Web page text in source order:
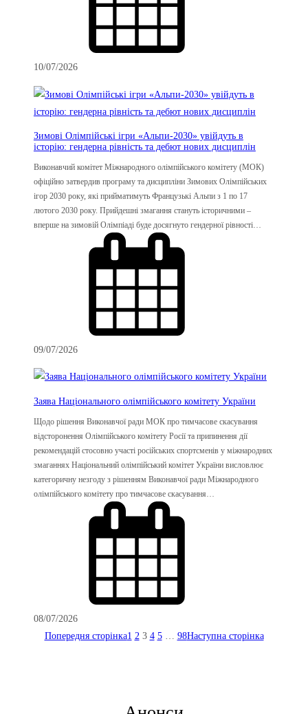
10/07/2026
Зимові Олімпійські ігри «Альпи-2030» увійдуть в
історію: гендерна рівність та дебют нових дисциплін
Виконавчий комітет Міжнародного олімпійського комітету (МОК)
офіційно затвердив програму та дисципліни Зимових Олімпійських
ігор 2030 року, які прийматимуть Французькі Альпи з 1 по 17
лютого 2030 року. Прийдешні змагання стануть історичними –
вперше на зимовій Олімпіаді буде досягнуто гендерної рівності…
09/07/2026
Заява Національного олімпійського комітету України
Щодо рішення Виконавчої ради МОК про тимчасове скасування
відсторонення Олімпійського комітету Росії та припинення дії
рекомендацій стосовно участі російських спортсменів у міжнародних
змаганнях Національний олімпійський комітет України висловлює
категоричну незгоду з рішенням Виконавчої ради Міжнародного
олімпійського комітету про тимчасове скасування…
08/07/2026
Попередня сторінка1 2 3 4 5 98Наступна сторінка